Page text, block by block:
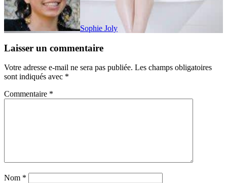
Sophie Joly
Laisser un commentaire
Votre adresse e-mail ne sera pas publiée. Les champs obligatoires
sont indiqués avec *
Commentaire *
Nom *